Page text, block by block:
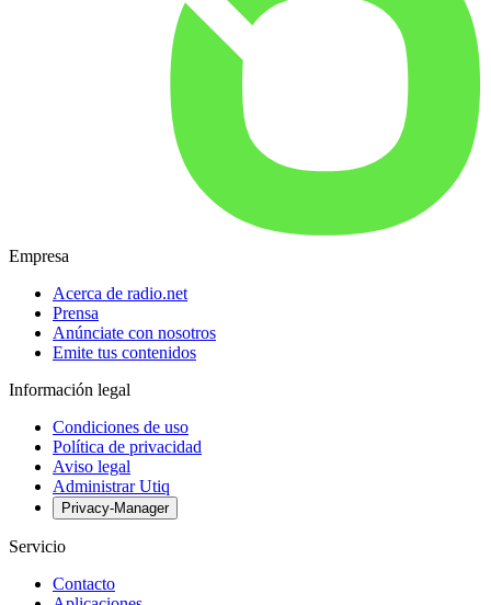
Empresa
Acerca de radio.net
Prensa
Anúnciate con nosotros
Emite tus contenidos
Información legal
Condiciones de uso
Política de privacidad
Aviso legal
Administrar Utiq
Privacy-Manager
Servicio
Contacto